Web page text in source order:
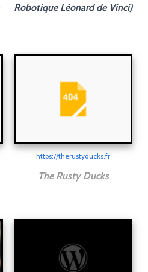
Robotique Léonard de Vinci)
https://therustyducks.fr
The Rusty Ducks